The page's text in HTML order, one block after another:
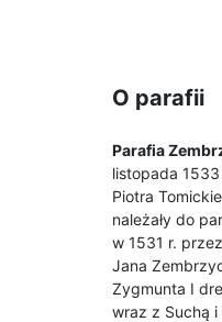
O parafii
Parafia
listopada
Piotra
należały do
w 1531 r.
Jana
Zygmunta I
wraz z Suchą i